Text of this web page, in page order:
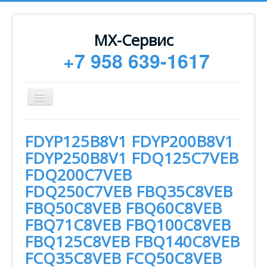
МХ-Сервис
+7 958 639-1617
Toggle
Navigation
Монтаж
Сервисное обслуживание
Техническая документация
Статьи
Новости
Контакты
FDYP125B8V1 FDYP200B8V1
FDYP250B8V1 FDQ125C7VEB
FDQ200C7VEB
FDQ250C7VEB FBQ35C8VEB
FBQ50C8VEB FBQ60C8VEB
FBQ71C8VEB FBQ100C8VEB
FBQ125C8VEB FBQ140C8VEB
FСQ35C8VEB FСQ50C8VEB